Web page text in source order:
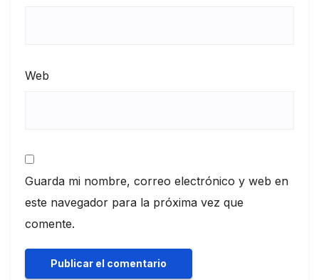
Web
Guarda mi nombre, correo electrónico y web en
este navegador para la próxima vez que
comente.